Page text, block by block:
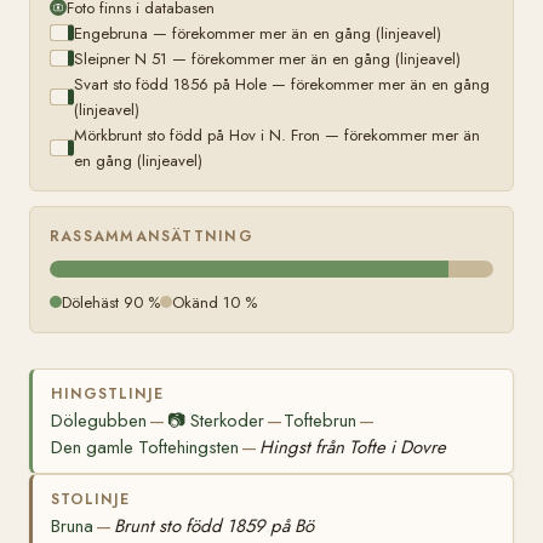
Foto finns i databasen
Engebruna — förekommer mer än en gång (linjeavel)
Sleipner N 51 — förekommer mer än en gång (linjeavel)
Svart sto född 1856 på Hole — förekommer mer än en gång
(linjeavel)
Mörkbrunt sto född på Hov i N. Fron — förekommer mer än
en gång (linjeavel)
RASSAMMANSÄTTNING
Dölehäst 90 % Okänd 10 %
HINGSTLINJE
Dölegubben — 📷Sterkoder—Toftebrun —
Den gamle Toftehingsten — Hingst från Tofte i Dovre
STOLINJE
Bruna — Brunt sto född 1859 på Bö